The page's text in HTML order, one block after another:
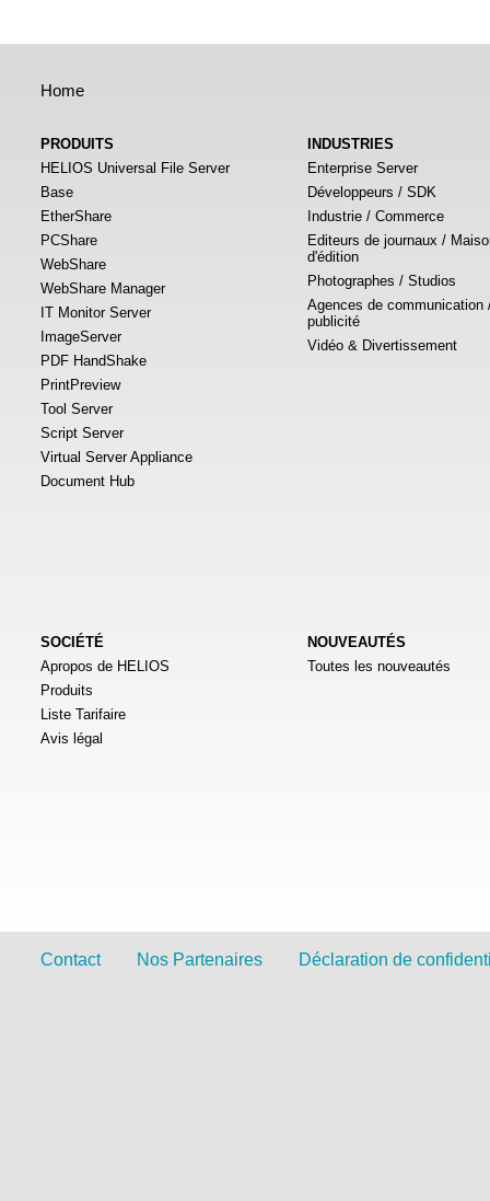
Home
PRODUITS
HELIOS Universal File Server
Base
EtherShare
PCShare
WebShare
WebShare Manager
IT Monitor Server
ImageServer
PDF HandShake
PrintPreview
Tool Server
Script Server
Virtual Server Appliance
Document Hub
INDUSTRIES
Enterprise Server
Développeurs / SDK
Industrie / Commerce
Editeurs de journaux /
d'édition
Photographes / Studios
Agences de communication
publicité
Vidéo & Divertissement
SOCIÉTÉ
Apropos de HELIOS
Produits
Liste Tarifaire
Avis légal
NOUVEAUTÉS
Toutes les nouveautés
Contact Nos Partenaires Déclaration de